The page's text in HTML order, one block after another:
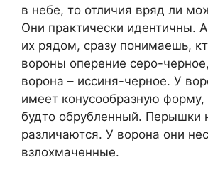
в небе, то отличия вряд ли
Они практически идентичны.
их рядом, сразу понимаешь,
вороны оперение серо-
ворона – иссиня-черное. У
имеет конусообразную
будто обрубленный. Перышки
различаются. У ворона они
взлохмаченные.